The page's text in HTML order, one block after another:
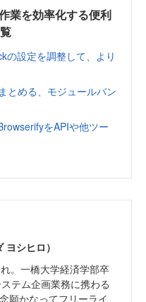
業を効率化する便利
の設定を調整して、より
とめる、モジュールバン
をAPIや他ツー
シヒロ）
。一橋大学経済学部卒
テム企画業務に携わる
願かなってフリーライ